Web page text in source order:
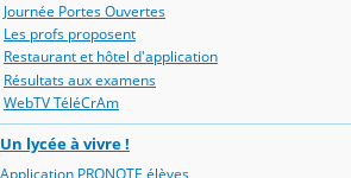
Journée Portes Ouvertes
Les profs proposent
Restaurant et hôtel d'application
Résultats aux examens
WebTV TéléCrAm
Un lycée à vivre !
Application PRONOTE élèves